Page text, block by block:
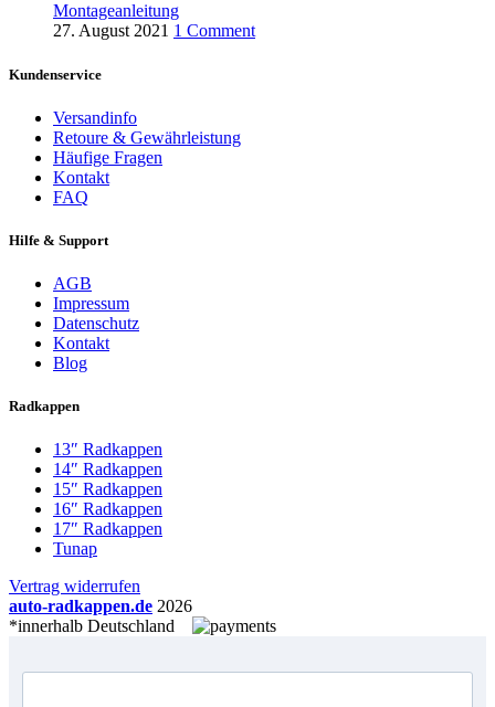
Montageanleitung
27. August 2021 1 Comment
Kundenservice
Versandinfo
Retoure & Gewährleistung
Häufige Fragen
Kontakt
FAQ
Hilfe & Support
AGB
Impressum
Datenschutz
Kontakt
Blog
Radkappen
13″ Radkappen
14″ Radkappen
15″ Radkappen
16″ Radkappen
17″ Radkappen
Tunap
Vertrag widerrufen
auto-radkappen.de 2026
*innerhalb Deutschland